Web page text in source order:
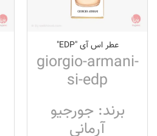
عطر اس آی "EDP"
giorgio-armani-
si-edp
برند: جورجیو
آرمانی